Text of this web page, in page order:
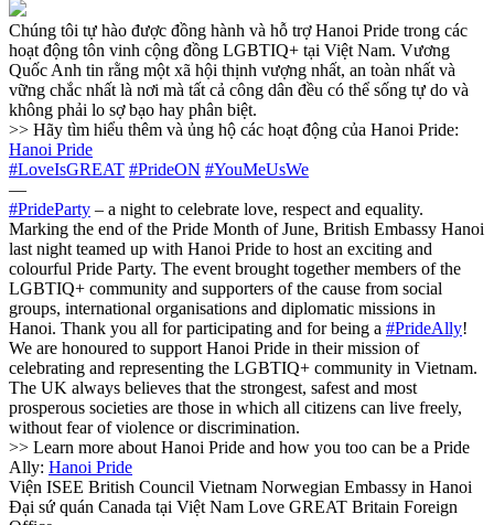
Chúng tôi tự hào được đồng hành và hỗ trợ Hanoi Pride trong các
hoạt động tôn vinh cộng đồng LGBTIQ+ tại Việt Nam. Vương
Quốc Anh tin rằng một xã hội thịnh vượng nhất, an toàn nhất và
vững chắc nhất là nơi mà tất cả công dân đều có thể sống tự do và
không phải lo sợ bạo hay phân biệt.
>> Hãy tìm hiểu thêm và ủng hộ các hoạt động của Hanoi Pride:
Hanoi Pride
#LoveIsGREAT #PrideON #YouMeUsWe
—
#PrideParty – a night to celebrate love, respect and equality.
Marking the end of the Pride Month of June, British Embassy Hanoi
last night teamed up with Hanoi Pride to host an exciting and
colourful Pride Party. The event brought together members of the
LGBTIQ+ community and supporters of the cause from social
groups, international organisations and diplomatic missions in
Hanoi. Thank you all for participating and for being a #PrideAlly!
We are honoured to support Hanoi Pride in their mission of
celebrating and representing the LGBTIQ+ community in Vietnam.
The UK always believes that the strongest, safest and most
prosperous societies are those in which all citizens can live freely,
without fear of violence or discrimination.
>> Learn more about Hanoi Pride and how you too can be a Pride
Ally: Hanoi Pride
Viện ISEE British Council Vietnam Norwegian Embassy in Hanoi
Đại sứ quán Canada tại Việt Nam Love GREAT Britain Foreign